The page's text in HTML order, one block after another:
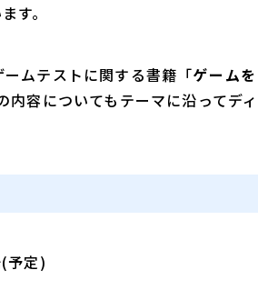
す。
ムテストに関する書籍「ゲームを
内容についてもテーマに沿ってディ
予定)